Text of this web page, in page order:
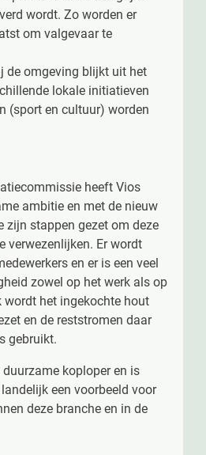
wordt. Zo worden er
om valgevaar te
de omgeving blijkt uit het
lokale initiatieven
(sport en cultuur) worden
heeft Vios
ambitie en met de nieuw
zijn stappen gezet om deze
verwezenlijken. Er wordt
en er is een veel
zowel op het werk als op
wordt het ingekochte hout
en de reststromen daar
gebruikt.
koploper en is
een voorbeeld voor
deze branche en in de